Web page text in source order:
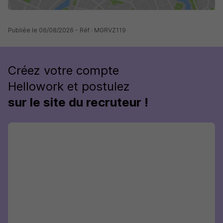
Publiée le 06/08/2026 - Réf : MGRVZ119
Créez votre compte
Hellowork et postulez
sur le site du recruteur !